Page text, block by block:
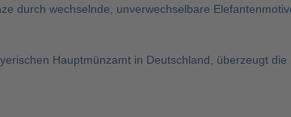
durch wechselnde, unverwechselbare
Hauptmünzamt in Deutschland, überzeugt die